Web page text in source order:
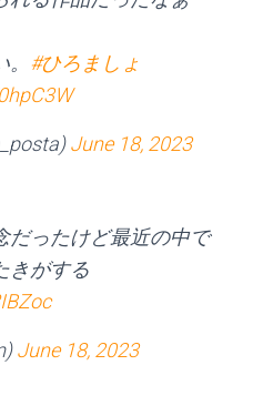
#ひろましょ
June 18, 2023
だったけど最近の中で
きがする
June 18, 2023